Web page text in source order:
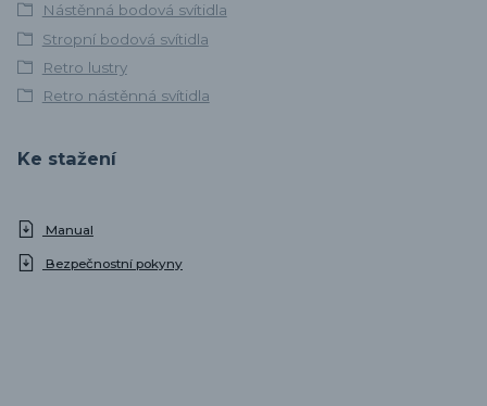
Nástěnná bodová svítidla
Stropní bodová svítidla
Retro lustry
Retro nástěnná svítidla
Ke stažení
Manual
Bezpečnostní pokyny